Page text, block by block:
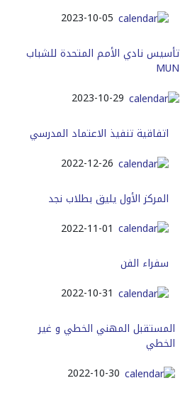
2023-10-05
تأسيس نادي الأمم المتحدة للشباب
MUN
2023-10-29
اتفاقية تنفيذ الاعتماد المدرسي
2022-12-26
المركز الأول يليق بطلاب نجد
2022-11-01
سفراء الفن
2022-10-31
المستقبل المهني الخطي و غير
الخطي
2022-10-30